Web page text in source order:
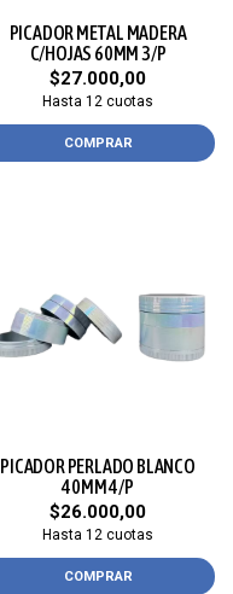
PICADOR METAL MADERA
C/HOJAS 60MM 3/P
$27.000,00
Hasta 12 cuotas
COMPRAR
PICADOR PERLADO BLANCO
40MM 4/P
$26.000,00
Hasta 12 cuotas
COMPRAR